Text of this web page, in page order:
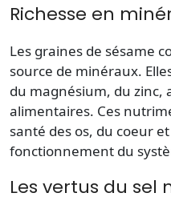
Richesse en
Les graines de sésame
source de minéraux.
du magnésium, du zinc,
alimentaires. Ces
santé des os, du coeur
fonctionnement du
Les vertus du sel